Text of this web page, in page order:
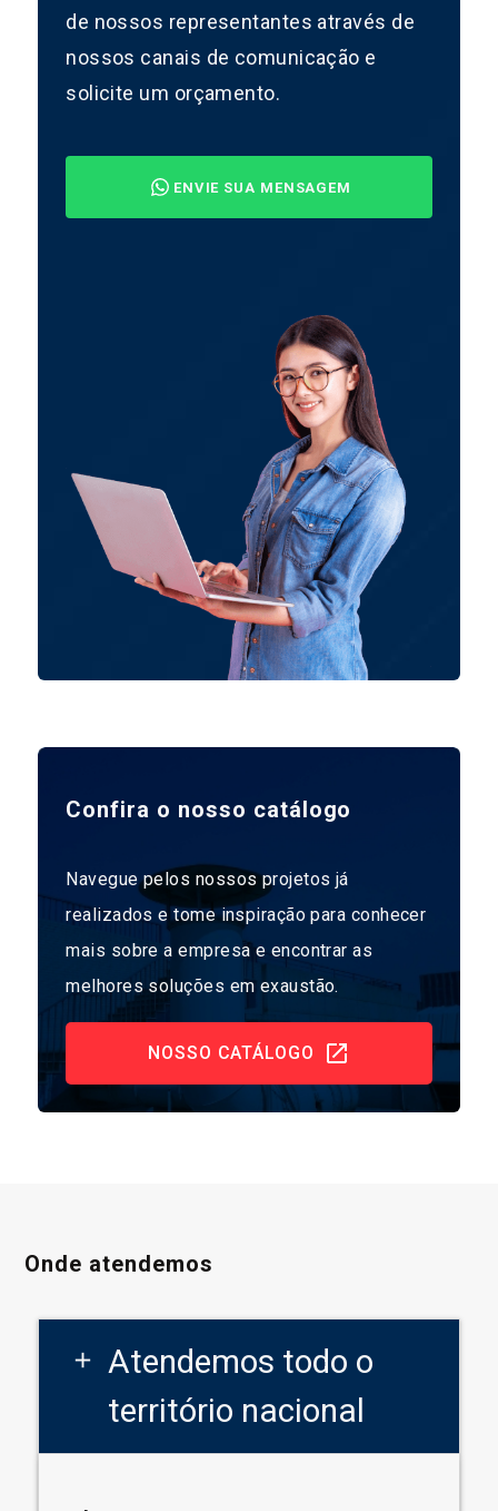
de nossos representantes através de
nossos canais de comunicação e
solicite um orçamento.
ENVIE SUA MENSAGEM
Confira o nosso catálogo
Navegue pelos nossos projetos já
realizados e tome inspiração para conhecer
mais sobre a empresa e encontrar as
melhores soluções em exaustão.
NOSSO CATÁLOGO
Onde atendemos
add
Atendemos todo o
território nacional